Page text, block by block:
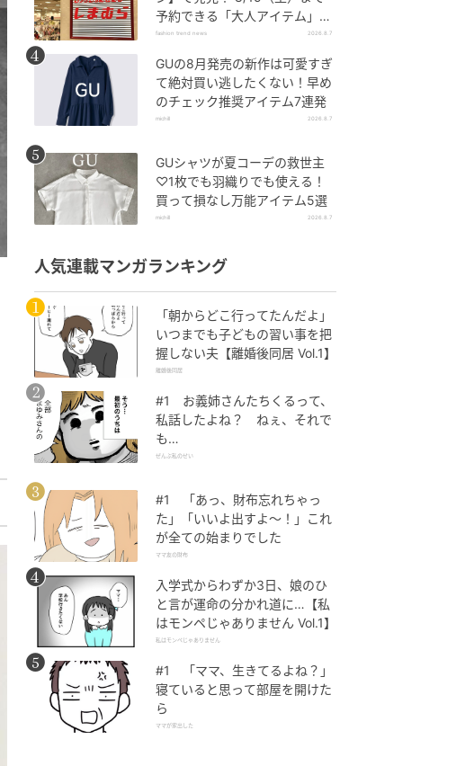
予約できる「大人アイテム」っ
て？
fashion trend news 2026.8.7
GUの8月発売の新作は可愛すぎ
て絶対買い逃したくない！早め
のチェック推奨アイテム7連発
michill 2026.8.7
GUシャツが夏コーデの救世主
♡1枚でも羽織りでも使える！
買って損なし万能アイテム5選
michill 2026.8.7
人気連載マンガランキング
「朝からどこ行ってたんだよ」
いつまでも子どもの習い事を把
握しない夫【離婚後同居 Vol.1】
離婚後同居
#1 お義姉さんたちくるって、
私話したよね？ ねぇ、それで
も…
ぜんぶ私のせい
#1 「あっ、財布忘れちゃっ
た」「いいよ出すよ〜！」これ
が全ての始まりでした
ママ友の財布
入学式からわずか3日、娘のひ
と言が運命の分かれ道に…【私
はモンペじゃありません Vol.1】
私はモンペじゃありません
#1 「ママ、生きてるよね？」
寝ていると思って部屋を開けた
ら
ママが家出した